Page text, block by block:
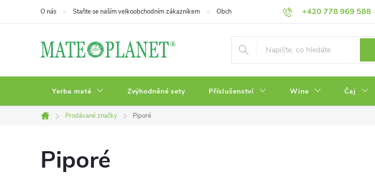
+420 778 969 588
O nás Staňte se naším velkoobchodním zákazníkem Obchodní podmínky Zásady ochrany osobních údajů
Yerba maté Zvýhodněné sety Příslušenství Wine Čaj
Domů
Prodávané značky Piporé
Piporé